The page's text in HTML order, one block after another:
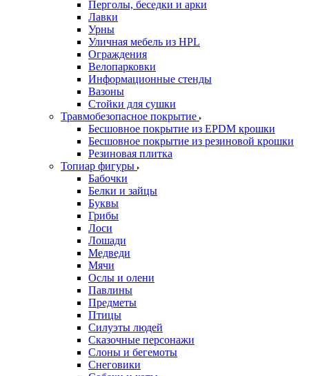
Перголы, беседки и арки
Лавки
Урны
Уличная мебель из HPL
Ограждения
Велопарковки
Информационные стенды
Вазоны
Стойки для сушки
Травмобезопасное покрытие
Бесшовное покрытие из EPDM крошки
Бесшовное покрытие из резиновой крошки
Резиновая плитка
Топиар фигуры
Бабочки
Белки и зайцы
Буквы
Грибы
Лоси
Лошади
Медведи
Мячи
Ослы и олени
Павлины
Предметы
Птицы
Силуэты людей
Сказочные персонажи
Слоны и бегемоты
Снеговики